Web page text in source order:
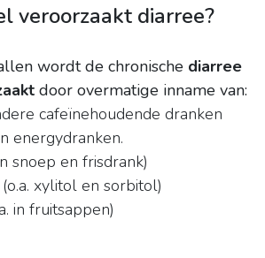
veroorzaakt diarree?
wordt de chronische diarree
door overmatige inname van:
cafeïnehoudende dranken
energydranken.
snoep en frisdrank)
xylitol en sorbitol)
in fruitsappen)